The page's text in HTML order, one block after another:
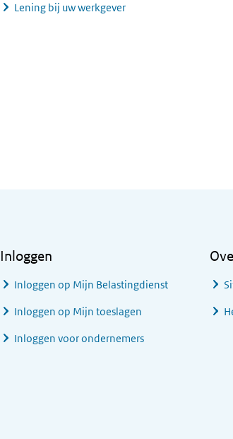
Lening bij uw werkgever
Inloggen
Inloggen op Mijn Belastingdienst
Inloggen op Mijn toeslagen
Inloggen voor ondernemers